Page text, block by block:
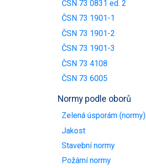
ČSN 73 0831 ed. 2
ČSN 73 1901-1
ČSN 73 1901-2
ČSN 73 1901-3
ČSN 73 4108
ČSN 73 6005
Normy podle oborů
Zelená úsporám (normy)
Jakost
Stavební normy
Požární normy